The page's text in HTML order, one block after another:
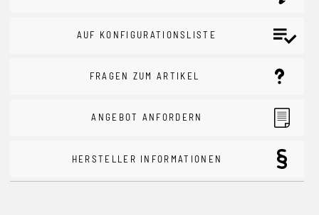
AUF KONFIGURATIONSLISTE
FRAGEN ZUM ARTIKEL
ANGEBOT ANFORDERN
HERSTELLER INFORMATIONEN